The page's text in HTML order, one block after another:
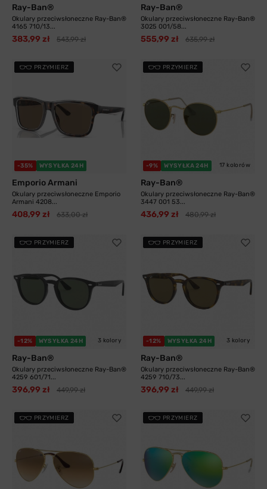
Ray-Ban®
Okulary przeciwsłoneczne Ray-Ban®
4165 710/13...
383,99 zł 543,99 zł
Ray-Ban®
Okulary przeciwsłoneczne Ray-Ban®
3025 001/58...
555,99 zł 635,99 zł
PRZYMIERZ
-35% WYSYŁKA 24H
Emporio Armani
Okulary przeciwsłoneczne Emporio
Armani 4208...
408,99 zł 633,00 zł
PRZYMIERZ
-9% WYSYŁKA 24H 17 kolorów
Ray-Ban®
Okulary przeciwsłoneczne Ray-Ban®
3447 001 53...
436,99 zł 480,99 zł
PRZYMIERZ
-12% WYSYŁKA 24H 3 kolory
Ray-Ban®
Okulary przeciwsłoneczne Ray-Ban®
4259 601/71...
396,99 zł 449,99 zł
PRZYMIERZ
-12% WYSYŁKA 24H 3 kolory
Ray-Ban®
Okulary przeciwsłoneczne Ray-Ban®
4259 710/73...
396,99 zł 449,99 zł
PRZYMIERZ PRZYMIERZ